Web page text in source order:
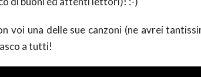
voi una delle sue canzoni (ne avrei
a tutti!